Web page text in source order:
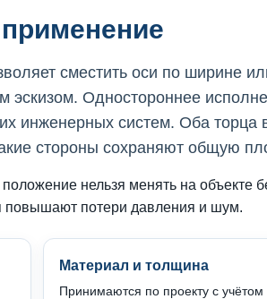
сместить оси по ширине
Одностороннее
инженерных систем. Оба
стороны сохраняют общую
нельзя менять на объекте
повышают потери давления и шум.
Материал и толщина
Принимаются по проекту с учётом